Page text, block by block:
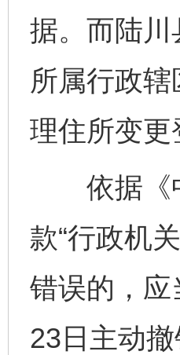
据。而陆川
所属行政
理住所变
依据《中
款“行政机
错误的，应
23日主动